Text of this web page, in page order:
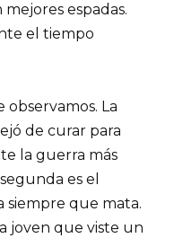
espadas.
el tiempo
observamos. La
de curar para
la guerra más
es el
siempre que mata.
joven que viste un